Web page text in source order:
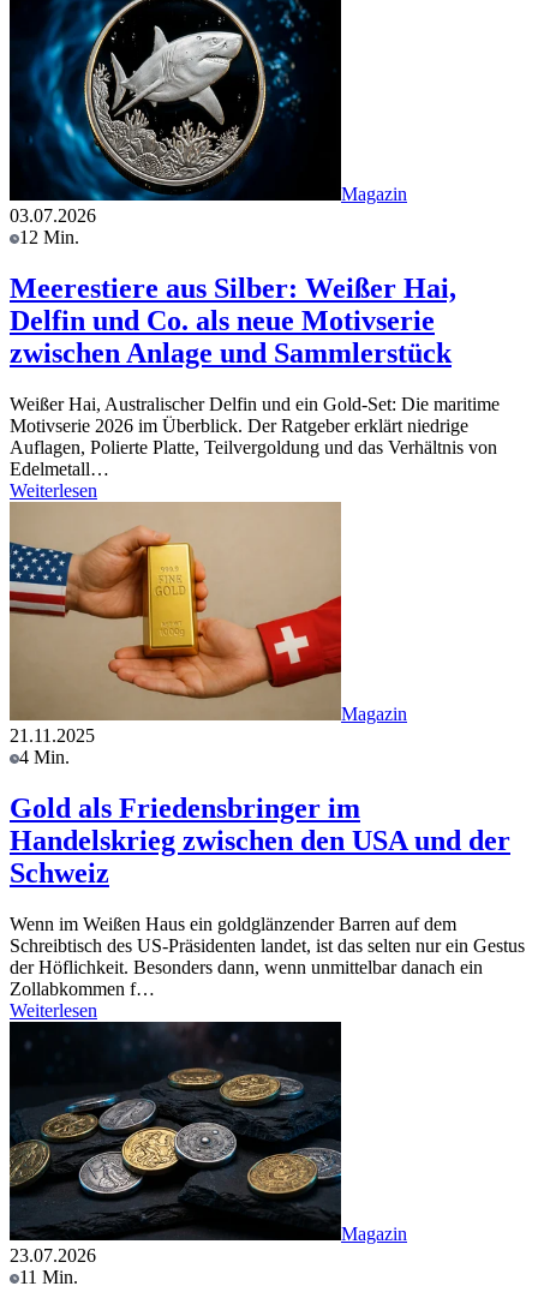
Magazin
03.07.2026
12 Min.
Meerestiere aus Silber: Weißer Hai,
Delfin und Co. als neue Motivserie
zwischen Anlage und Sammlerstück
Weißer Hai, Australischer Delfin und ein Gold-Set: Die maritime
Motivserie 2026 im Überblick. Der Ratgeber erklärt niedrige
Auflagen, Polierte Platte, Teilvergoldung und das Verhältnis von
Edelmetall…
Weiterlesen
Magazin
21.11.2025
4 Min.
Gold als Friedensbringer im
Handelskrieg zwischen den USA und der
Schweiz
Wenn im Weißen Haus ein goldglänzender Barren auf dem
Schreibtisch des US-Präsidenten landet, ist das selten nur ein Gestus
der Höflichkeit. Besonders dann, wenn unmittelbar danach ein
Zollabkommen f…
Weiterlesen
Magazin
23.07.2026
11 Min.